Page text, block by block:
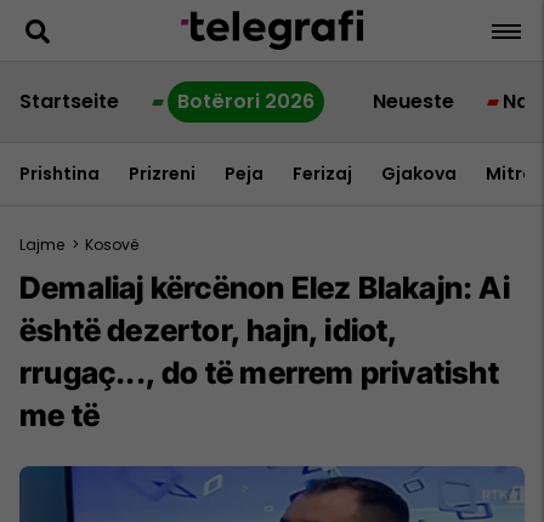
Startseite Botërori 2026 Neueste
Prishtina Prizreni Peja Ferizaj Gjakova
Lajme > Kosovë
Demaliaj kërcënon Elez Blakajn: Ai
është dezertor, hajn, idiot,
rrugaç..., do të merrem privatisht
me të